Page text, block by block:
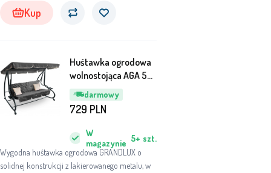
tarasie. Kup
darmowy
Huśtawka ogrodowa
wolnostojąca AGA 55
x 146cm Ciemny szary
Wygodna huśtawka ogrodowa GRANDLUX o
solidnej konstrukcji z lakierowanego metalu, w
W
magazynie 5+ szt.
729 PLN